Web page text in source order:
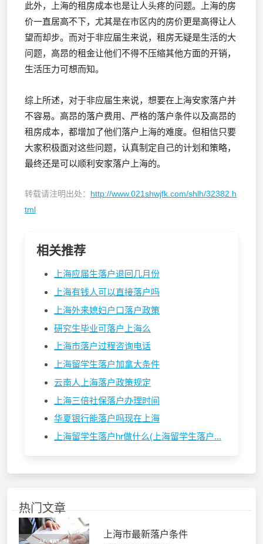
此外，上海的租房成本也是让人头疼的问题。上海的房
价一直居高不下，尤其是在市区内的房价更是高得让人
望而却步。而对于非应届生来说，租房无疑是生活的大
问题，高昂的租金让他们不得不压缩其他方面的开销，
生活压力可想而知。
综上所述，对于非应届生来说，想要在上海安家落户并
不容易。高昂的落户费用、严格的落户条件以及高昂的
租房成本，都增加了他们落户上海的难度。但相信只要
大家积极面对这些问题，认真制定自己的计划和策略，
最终还是可以顺利安家落户上海的。
转载请注明出处： http://www.021shwjfk.com/shlh/32382.h
tml
相关推荐
上海应届生落户退回几月份
上海有钱人可以直接落户吗
上海外来媳妇户口落户政策
研究生毕业可落户上海么
上海市落户过程咨询电话
上海留学生落户加拿大条件
云南人上海落户政策规定
上海三倍社保落户办理时间
华夏银行能落户吗现在上海
上海留学生落户hr做什么(上海留学生落户...
热门文章
上海市最新落户条件